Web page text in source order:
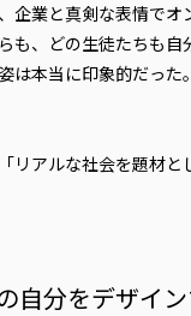
企業と真剣な表情で
も、どの生徒たちも
は本当に印象的だった。
リアルな社会を題材
自分をデザイ